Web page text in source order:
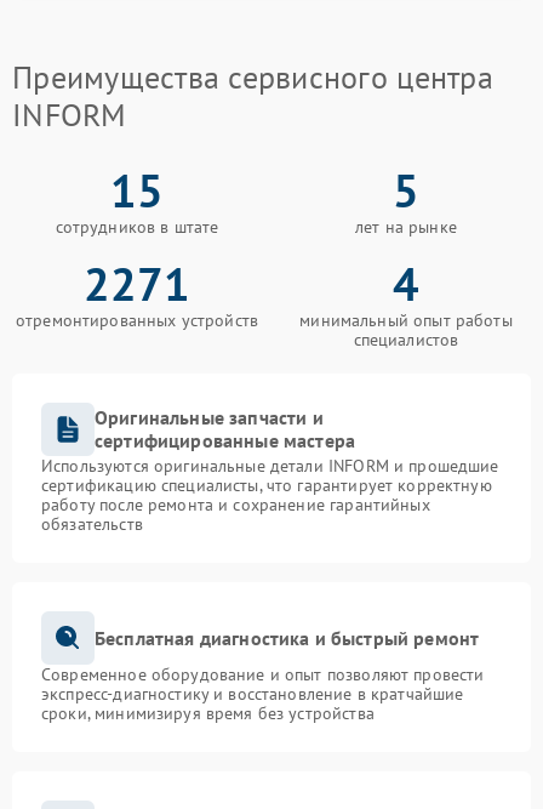
Преимущества сервисного центра
INFORM
15
сотрудников в штате
5
лет на рынке
2271
отремонтированных устройств
4
минимальный опыт работы
специалистов
Оригинальные запчасти и
сертифицированные мастера
Используются оригинальные детали INFORM и прошедшие
сертификацию специалисты, что гарантирует корректную
работу после ремонта и сохранение гарантийных
обязательств
Бесплатная диагностика и быстрый ремонт
Современное оборудование и опыт позволяют провести
экспресс-диагностику и восстановление в кратчайшие
сроки, минимизируя время без устройства